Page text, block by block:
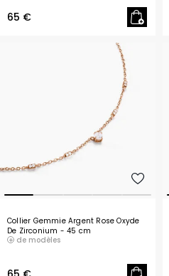
65 €
Collier Gemmie Argent Rose Oxyde
De Zirconium - 45 cm
de modèles